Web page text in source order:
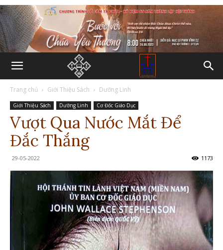
Trang chủ Giới Thiệu Sách Dưỡng Linh
Giới Thiệu Sách Dưỡng Linh Cơ Đốc Giáo Dục
Vượt Qua Nước Mắt Để
Đắc Thắng
29-05-2022 1173